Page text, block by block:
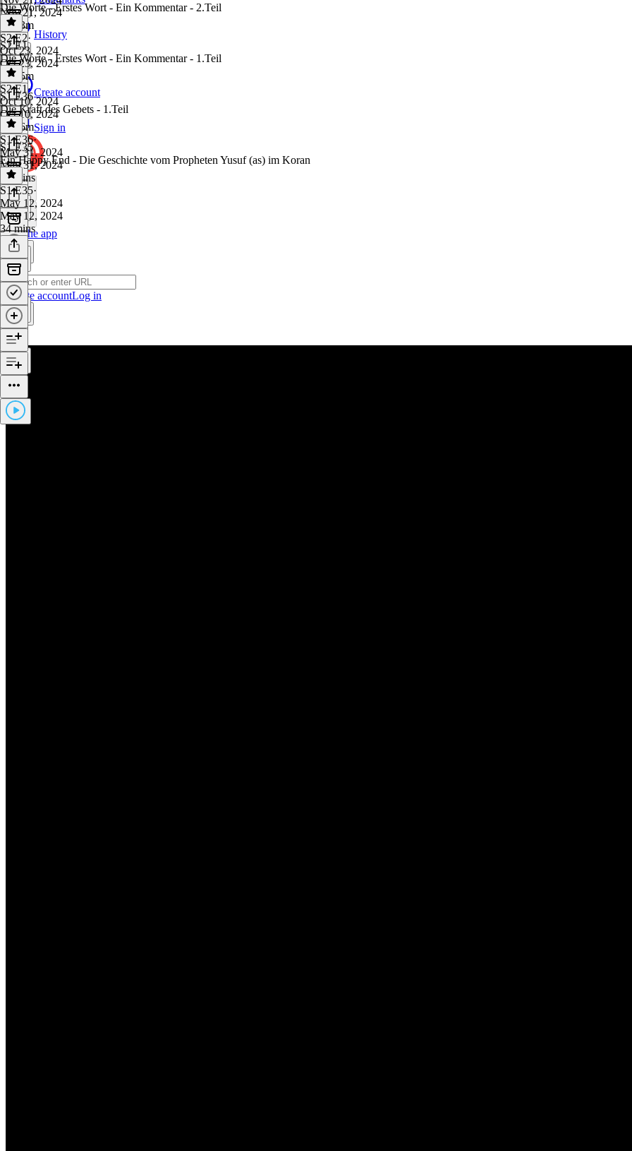
History
Create account
Sign in
Get the app
Create accountLog in
Nov 21, 2024
1h 13m
Die Worte - Erstes Wort - Ein Kommentar - 2.Teil
S2 E2·
Oct 23, 2024
Oct 23, 2024
1h 15m
S2 E1
Die Worte - Erstes Wort - Ein Kommentar - 1.Teil
S2 E1 ·
Oct 10, 2024
Oct 10, 2024
1h 16m
S1 E36
Die Kraft des Gebets - 1.Teil
S1 E36·
May 31, 2024
May 31, 2024
36 mins
S1 E35
Ein Happy End - Die Geschichte vom Propheten Yusuf (as) im Koran
S1 E35·
May 12, 2024
May 12, 2024
34 mins